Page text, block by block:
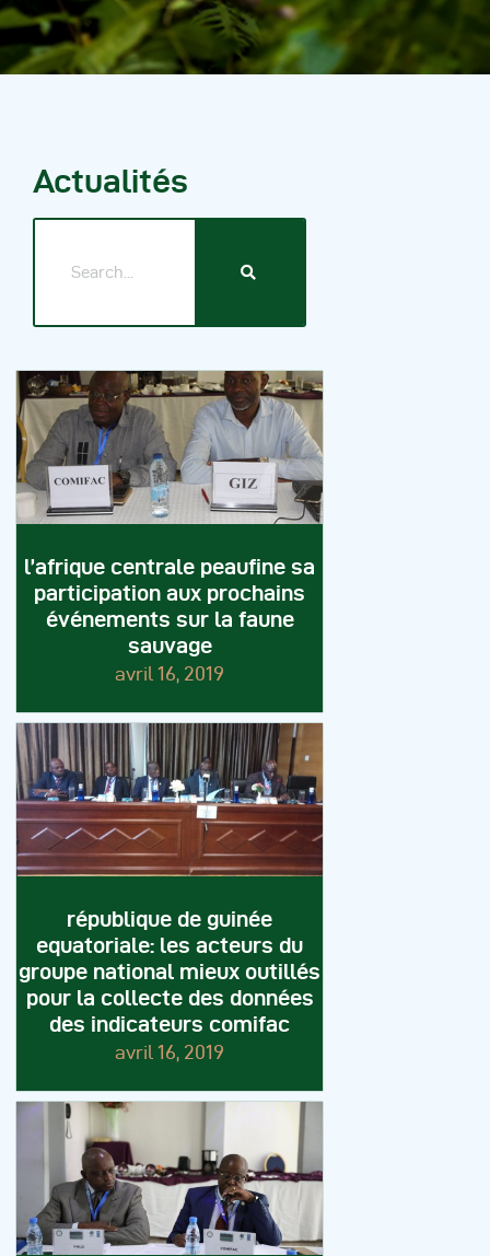
Actualités
l’afrique centrale peaufine sa
participation aux prochains
événements sur la faune
sauvage
avril 16, 2019
république de guinée
equatoriale: les acteurs du
groupe national mieux outillés
pour la collecte des données
des indicateurs comifac
avril 16, 2019